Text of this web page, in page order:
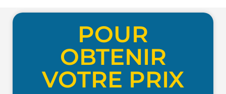
POUR
OBTENIR
VOTRE PRIX